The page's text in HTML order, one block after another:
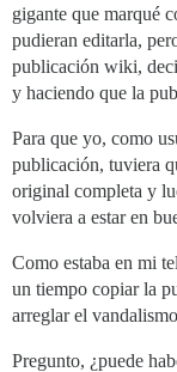
gigante que marqué
pudieran editarla,
publicación wiki,
y haciendo que la
Para que yo, como
publicación, tuviera
original completa y
volviera a estar en
Como estaba en mi
un tiempo copiar la
arreglar el
Pregunto, ¿puede